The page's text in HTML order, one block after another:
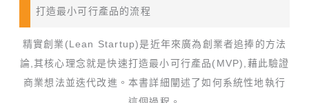
打造最小可行產品的流程
精實創業(Lean Startup)是近年來廣為創業者追捧的方法
論,其核心理念就是快速打造最小可行產品(MVP),藉此驗證
商業想法並迭代改進。本書詳細闡述了如何系統性地執行